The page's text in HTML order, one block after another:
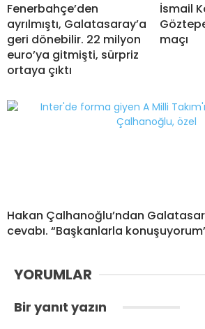
Fenerbahçe’den
ayrılmıştı, Galatasaray’a
geri dönebilir. 22 milyon
euro’ya gitmişti, sürpriz
ortaya çıktı
İsmail
maçı
Hakan Çalhanoğlu’ndan
cevabı. “Başkanlarla
YORUMLAR
Bir yanıt yazın